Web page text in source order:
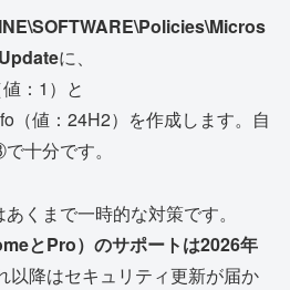
に、
：1）と
（値：24H2）を作成します。自
十分です。
くまで一時的な対策です。
とPro）のサポートは2026年
以降はセキュリティ更新が届か